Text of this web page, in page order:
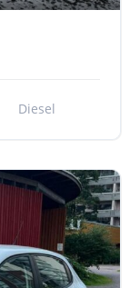
Diesel